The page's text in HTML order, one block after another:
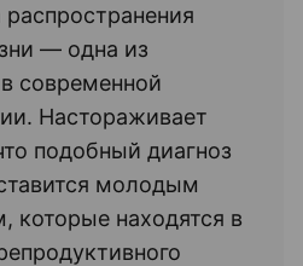
— одна из
современной
Настораживает
подобный диагноз
молодым
которые находятся в